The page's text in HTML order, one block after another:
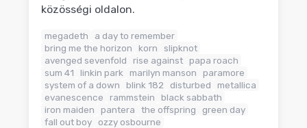
közösségi oldalon.
megadeth
a day to remember
bring me the horizon
korn
slipknot
avenged sevenfold
rise against papa roach
sum 41
linkin park marilyn manson
paramore
system of a down
blink 182 disturbed
metallica
evanescence
rammstein
black sabbath
iron maiden
pantera the offspring
green day
fall out boy ozzy osbourne